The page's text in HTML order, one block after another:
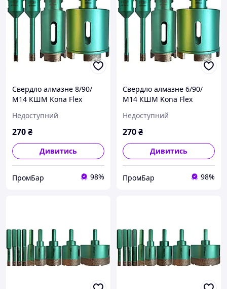
Свердло алмазне 8/90/
М14 КШМ Kona Flex
спечене
Недоступний
270₴
Дивитись
ПромБар 98%
Свердло алмазне 6/90/
М14 КШМ Kona Flex
спечене
Недоступний
270₴
Дивитись
ПромБар 98%